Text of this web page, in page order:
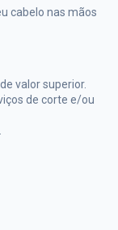
cabelo nas mãos
valor superior.
de corte e/ou